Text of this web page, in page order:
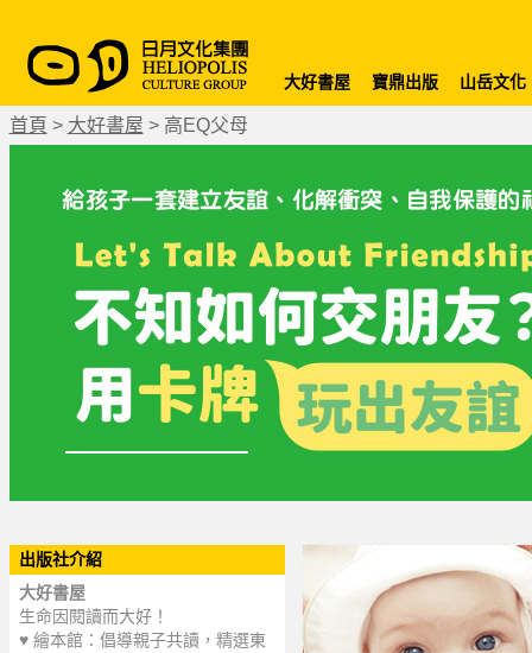
大好書屋 寶鼎出版 山岳文化
首頁 > 大好書屋 > 高EQ父母
出版社介紹
大好書屋
生命因閱讀而大好！
♥ 繪本館：倡導親子共讀，精選東